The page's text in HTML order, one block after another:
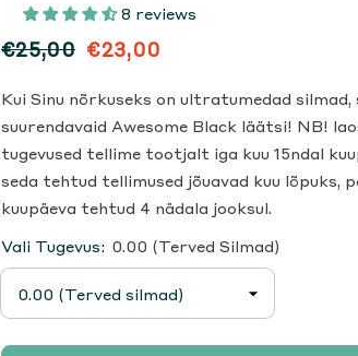
8 reviews
€25,00 €23,00
Kui Sinu nõrkuseks on ultratumedad
suurendavaid Awesome Black läätsi! NB!
tugevused tellime tootjalt iga kuu 15ndal
seda tehtud tellimused jõuavad kuu lõpuks,
kuupäeva tehtud 4 nädala jooksul.
Vali Tugevus: 0.00 (Terved Silmad)